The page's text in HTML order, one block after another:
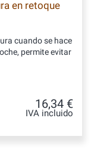
en retoque
cuando se hace
permite evitar
16,34 €
IVA incluido